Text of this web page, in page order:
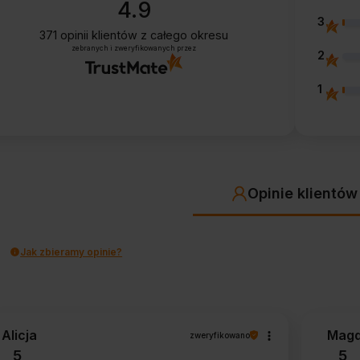
4.9
371 opinii klientów z całego okresu
zebranych i zweryfikowanych przez
3
2
1
Opinie klientów
Jak zbieramy opinie?
Alicja zweryfikowano
5 5